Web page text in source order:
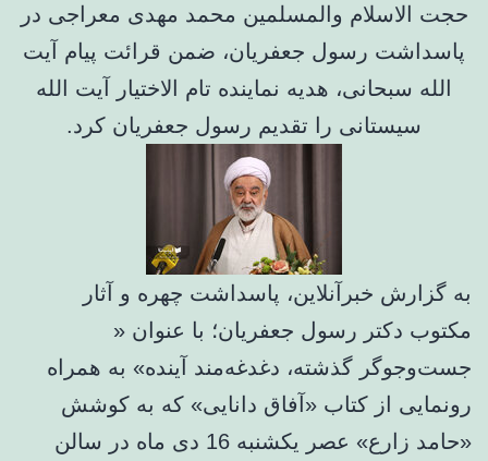
حجت الاسلام والمسلمین محمد مهدی معراجی در
پاسداشت رسول جعفریان، ضمن قرائت پیام آیت
الله سبحانی، هدیه نماینده تام الاختیار آیت الله
سیستانی را تقدیم رسول جعفریان کرد.
به گزارش خبرآنلاین، پاسداشت چهره و آثار
مکتوب دکتر رسول جعفریان؛ با عنوان «
جست‌وجوگر گذشته، دغدغه‌مند آینده» به همراه
رونمایی از کتاب «آفاق دانایی» که به کوشش
«حامد زارع» عصر یکشنبه 16 دی ماه در سالن